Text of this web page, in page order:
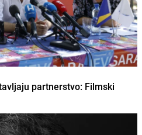
partnerstvo: Filmski